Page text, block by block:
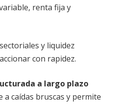
renta fija y
y liquidez
con rapidez.
a largo plazo
caídas bruscas y permite